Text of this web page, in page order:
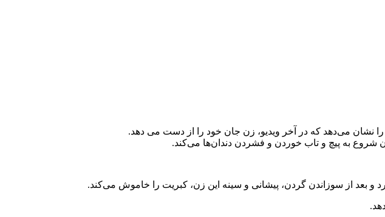
نشان می‌دهد که در آخر ویدیو، زن جان خود را از دست می دهد.
شروع به پیچ و تاب خوردن و فشردن دندان‌ها می‌کند.
بعد از سوزاندن گردن، پیشانی و سینه این زن، کبریت را خاموش می‌کند.